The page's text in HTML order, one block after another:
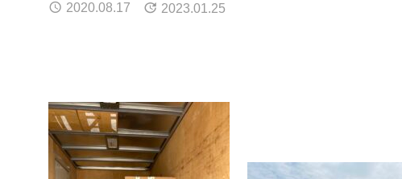
2020.08.17 2023.01.25